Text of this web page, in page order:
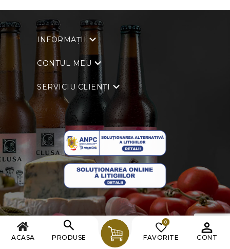
ACASA PRODUSE CONT
FAVORITE
0
INFORMAȚII
CONTUL MEU
SERVICIU CLIENȚI
Copyright © 2026 Clusa. Toate drepturile rezervate.
nopCommerce| Creat de